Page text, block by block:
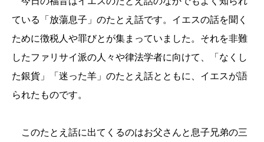
ている「放蕩息子」のたとえ話です。イエスの話を聞く
ために徴税人や罪びとが集まっていました。それを非難
したファリサイ派の人々や律法学者に向けて、「なくし
た銀貨」「迷った羊」のたとえ話とともに、イエスが語
られたものです。
このたとえ話に出てくるのはお父さんと息子兄弟の三